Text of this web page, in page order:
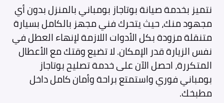
نتميز بخدمة صيانة بوتاجاز بومباني بالمنزل بدون أي
مجهود منك، حيث يتحرك فني مجهز بالكامل بسيارة
متنقلة مزودة بكل الأدوات اللازمة لإنهاء العطل في
نفس الزيارة قدر الإمكان. لا تضيع وقتك مع الأعطال
المتكررة، احصل الآن على خدمة تصليح بوتاجاز
بومباني فوري واستمتع براحة وأمان كامل داخل
مطبخك.